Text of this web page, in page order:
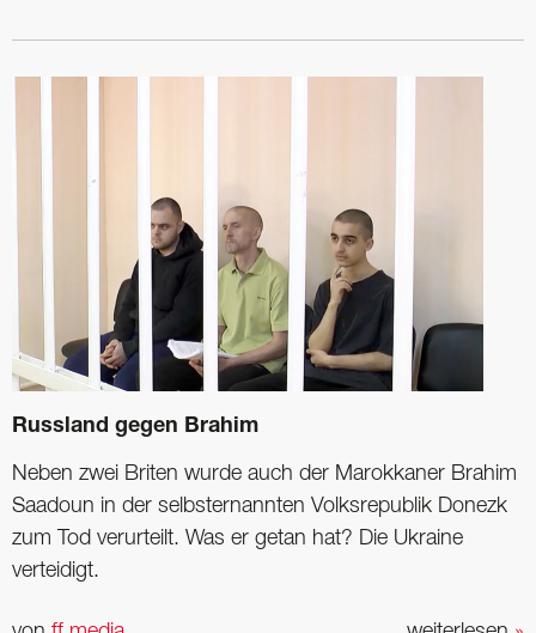
Russland gegen Brahim
Neben zwei Briten wurde auch der Marokkaner Brahim
Saadoun in der selbsternannten Volksrepublik Donezk
zum Tod verurteilt. Was er getan hat? Die Ukraine
verteidigt.